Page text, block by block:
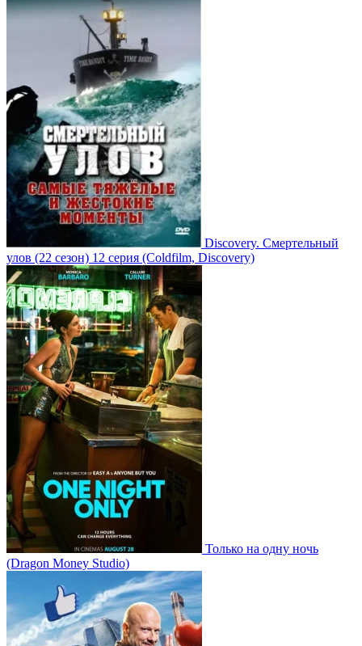
Discovery. Смертельный
улов (22 сезон) 12 серия (Coldfilm, Discovery)
Только на одну ночь
(Dragon Money Studio)